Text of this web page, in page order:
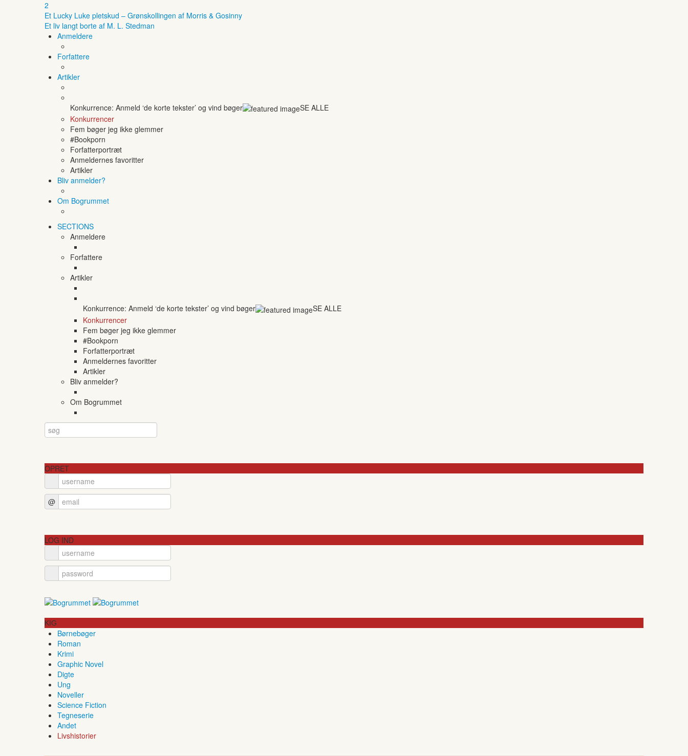
2
Et Lucky Luke pletskud – Grønskollingen af Morris & Gosinny
Et liv langt borte af M. L. Stedman
Anmeldere
Forfattere
Artikler
Konkurrence: Anmeld ‘de korte tekster’ og vind bøger
SE ALLE
Konkurrencer
Fem bøger jeg ikke glemmer
#Bookporn
Forfatterportræt
Anmeldernes favoritter
Artikler
Bliv anmelder?
Om Bogrummet
SECTIONS
Anmeldere
Forfattere
Artikler
Konkurrence: Anmeld ‘de korte tekster’ og vind bøger
SE ALLE
Konkurrencer
Fem bøger jeg ikke glemmer
#Bookporn
Forfatterportræt
Anmeldernes favoritter
Artikler
Bliv anmelder?
Om Bogrummet
OPRET
@
LOG IND
KIG
Børnebøger
Roman
Krimi
Graphic Novel
Digte
Ung
Noveller
Science Fiction
Tegneserie
Andet
Livshistorier